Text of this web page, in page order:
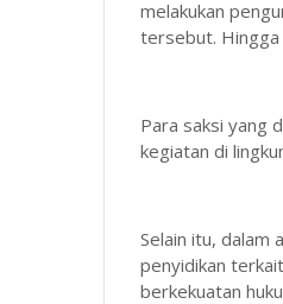
melakukan
tersebut. Hingga
Para saksi yang
kegiatan di
Selain itu, dalam
penyidikan
berkekuatan